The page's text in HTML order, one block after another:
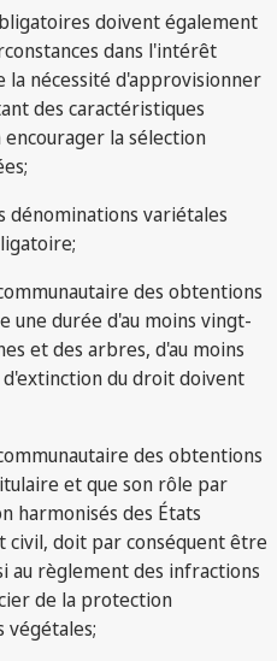
doivent également
dans l'intérêt
la nécessité d'approvisionner
des caractéristiques
la sélection
dénominations variétales
des obtentions
une durée d'au moins vingt-
et des arbres, d'au moins
d'extinction du droit doivent
des obtentions
et que son rôle par
harmonisés des États
doit par conséquent être
au règlement des infractions
de la protection
végétales;